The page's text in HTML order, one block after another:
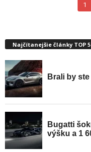
1
Najčítanejšie články TOP 5